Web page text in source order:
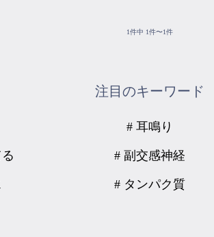
1件中 1件〜1件
注目のキーワード
# 耳鳴り
# 副交感神経
# タンパク質